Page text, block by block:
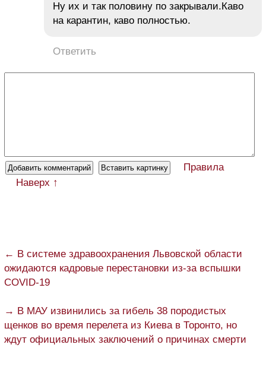
Ну их и так половину по закрывали.Каво
на карантин, каво полностью.
Ответить
Правила
Наверх ↑
← В системе здравоохранения Львовской области
ожидаются кадровые перестановки из-за вспышки
COVID-19
→ В МАУ извинились за гибель 38 породистых
щенков во время перелета из Киева в Торонто, но
ждут официальных заключений о причинах смерти